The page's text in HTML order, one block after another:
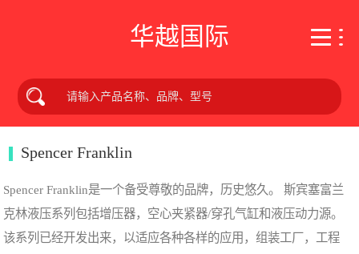
华越国际
Spencer Franklin
Spencer Franklin是一个备受尊敬的品牌，历史悠久。 斯宾塞富兰
克林液压系列包括增压器，空心夹紧器/穿孔气缸和液压动力源。
该系列已经开发出来，以适应各种各样的应用，组装工厂，工程